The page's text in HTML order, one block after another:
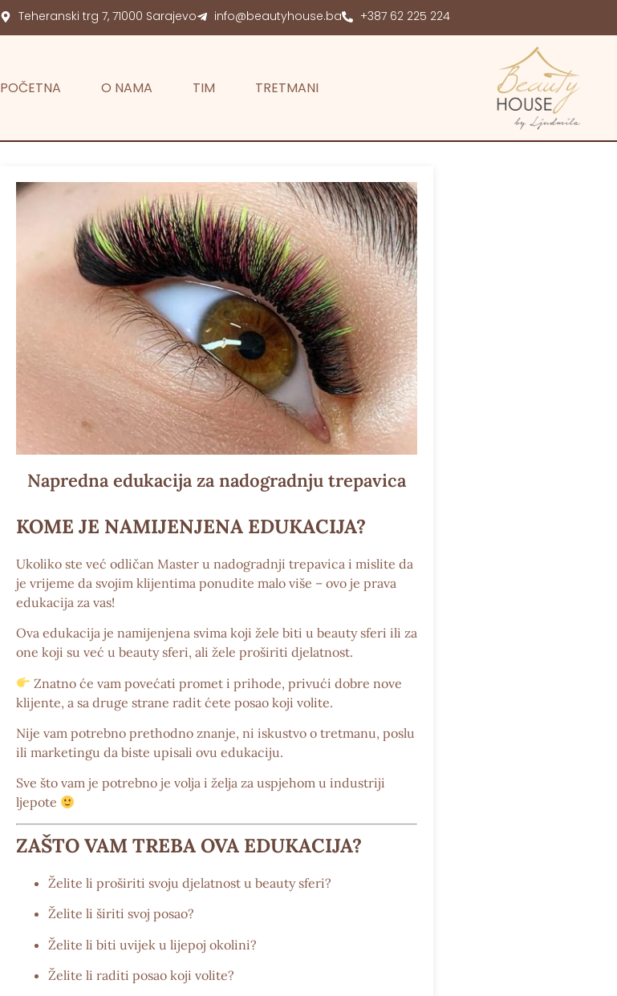
Teheranski trg 7, 71000 Sarajevo info@beautyhouse.ba +387 62 225 224
POČETNA O NAMA TIM TRETMANI
Napredna edukacija za nadogradnju trepavica
KOME JE NAMIJENJENA EDUKACIJA?
Ukoliko ste već odličan Master u nadogradnji trepavica i mislite da
je vrijeme da svojim klijentima ponudite malo više – ovo je prava
edukacija za vas!
Ova edukacija je namijenjena svima koji žele biti u beauty sferi ili za
one koji su već u beauty sferi, ali žele proširiti djelatnost.
Znatno će vam povećati promet i prihode, privući dobre nove
klijente, a sa druge strane radit ćete posao koji volite.
Nije vam potrebno prethodno znanje, ni iskustvo o tretmanu, poslu
ili marketingu da biste upisali ovu edukaciju.
Sve što vam je potrebno je volja i želja za uspjehom u industriji
ljepote
ZAŠTO VAM TREBA OVA EDUKACIJA?
Želite li proširiti svoju djelatnost u beauty sferi?
Želite li širiti svoj posao?
Želite li biti uvijek u lijepoj okolini?
Želite li raditi posao koji volite?